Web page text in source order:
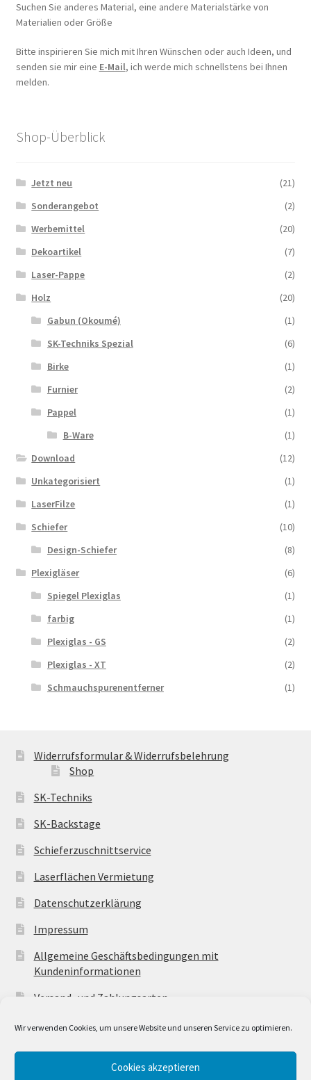
Wir verwenden Cookies, um unsere Website und unseren Service zu optimieren.
Cookies akzeptieren
Suchen Sie anderes Material, eine andere Materialstärke von
Materialien oder Größe
Bitte inspirieren Sie mich mit Ihren Wünschen oder auch Ideen, und
senden sie mir eine E-Mail, ich werde mich schnellstens bei Ihnen
melden.
Shop-Überblick
Jetzt neu
(21)
Sonderangebot
(2)
Werbemittel
(20)
Dekoartikel
(7)
Laser-Pappe
(2)
Holz
(20)
Gabun (Okoumé)
(1)
SK-Techniks Spezial
(6)
Birke
(1)
Furnier
(2)
Pappel
(1)
B-Ware
(1)
Download
(12)
Unkategorisiert
(1)
LaserFilze
(1)
Schiefer
(10)
Design-Schiefer
(8)
Plexigläser
(6)
Spiegel Plexiglas
(1)
farbig
(1)
Plexiglas - GS
(2)
Plexiglas - XT
(2)
Schmauchspurenentferner
(1)
Widerrufsformular & Widerrufsbelehrung
Shop
SK-Techniks
SK-Backstage
Schieferzuschnittservice
Laserflächen Vermietung
Datenschutzerklärung
Impressum
Allgemeine Geschäftsbedingungen mit
Kundeninformationen
Versand- und Zahlungsarten